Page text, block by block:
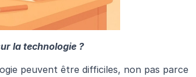
la technologie ?
peuvent être difficiles, non pas parce